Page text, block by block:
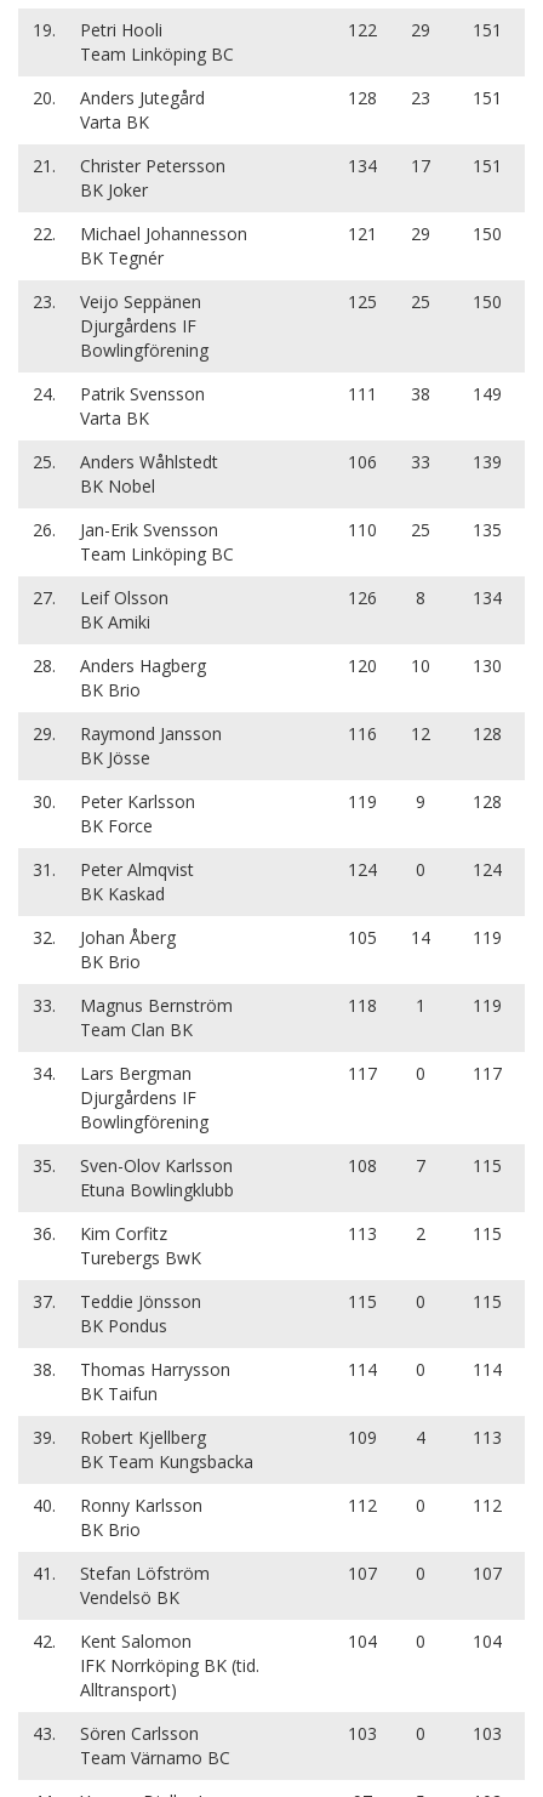
19.
Petri Hooli
Team Linköping BC
122 29 151
20.
Anders Jutegård
Varta BK
128 23 151
21.
Christer Petersson
BK Joker
134 17 151
22.
Michael Johannesson
BK Tegnér
121 29 150
23.
Veijo Seppänen
Djurgårdens IF
Bowlingförening
125 25 150
24.
Patrik Svensson
Varta BK
111 38 149
25.
Anders Wåhlstedt
BK Nobel
106 33 139
26.
Jan-Erik Svensson
Team Linköping BC
110 25 135
27.
Leif Olsson
BK Amiki
126 8 134
28.
Anders Hagberg
BK Brio
120 10 130
29.
Raymond Jansson
BK Jösse
116 12 128
30.
Peter Karlsson
BK Force
119 9 128
31.
Peter Almqvist
BK Kaskad
124 0 124
32.
Johan Åberg
BK Brio
105 14 119
33.
Magnus Bernström
Team Clan BK
118 1 119
34.
Lars Bergman
Djurgårdens IF
Bowlingförening
117 0 117
35.
Sven-Olov Karlsson
Etuna Bowlingklubb
108 7 115
36.
Kim Corfitz
Turebergs BwK
113 2 115
37.
Teddie Jönsson
BK Pondus
115 0 115
38.
Thomas Harrysson
BK Taifun
114 0 114
39.
Robert Kjellberg
BK Team Kungsbacka
109 4 113
40.
Ronny Karlsson
BK Brio
112 0 112
41.
Stefan Löfström
Vendelsö BK
107 0 107
42.
Kent Salomon
IFK Norrköping BK (tid.
Alltransport)
104 0 104
43.
Sören Carlsson
Team Värnamo BC
103 0 103